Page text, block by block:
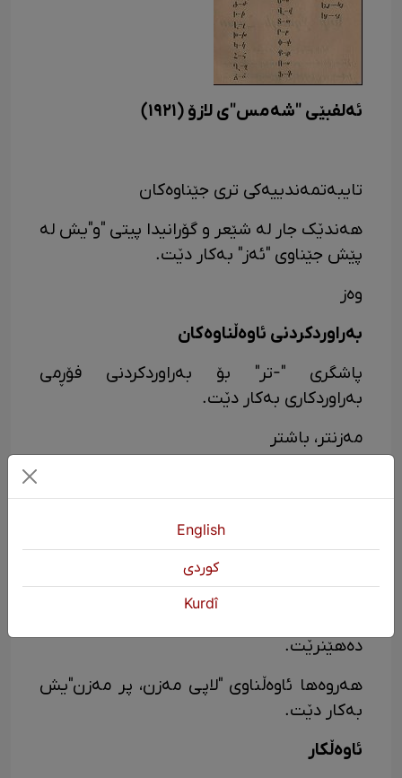
ئەلفبێی "شەمس"ی لازۆ (١٩٢١)
تایبەتمەندییەکی تری جێناوەکان
هەندێک جار لە شێعر و گۆرانیدا پیتی "و"یش لە
پێش جێناوی "ئەز" بەکار دێت.
وەز
بەراوردکردنی ئاوەڵناوەکان
پاشگری "-تر" بۆ بەراوردکردنی فۆڕمی
بەراوردکاری بەکار دێت.
مەزنتر، باشتر
مەزنترین، باشترین
دەهێنرێت.
هەروەها ئاوەڵناوی "لاپی مەزن، پر مەزن"یش
بەکار دێت.
ئاوەڵکار
English
كوردی
Kurdî